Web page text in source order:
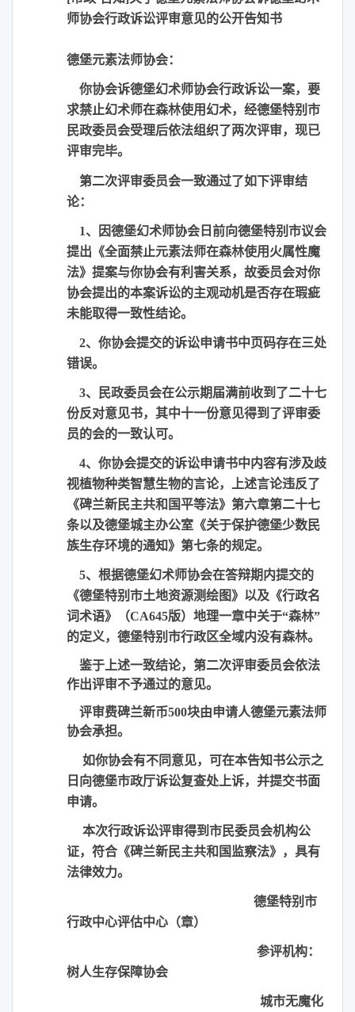
师协会行政诉讼评审意见的公开告知书
德堡元素法师协会：
你协会诉德堡幻术师协会行政诉讼一案，要
求禁止幻术师在森林使用幻术，经德堡特别市
民政委员会受理后依法组织了两次评审，现已
评审完毕。
第二次评审委员会一致通过了如下评审结
论：
1、因德堡幻术师协会日前向德堡特别市议会
提出《全面禁止元素法师在森林使用火属性魔
法》提案与你协会有利害关系，故委员会对你
协会提出的本案诉讼的主观动机是否存在瑕疵
未能取得一致性结论。
2、你协会提交的诉讼申请书中页码存在三处
错误。
3、民政委员会在公示期届满前收到了二十七
份反对意见书，其中十一份意见得到了评审委
员的会的一致认可。
4、你协会提交的诉讼申请书中内容有涉及歧
视植物种类智慧生物的言论，上述言论违反了
《碑兰新民主共和国平等法》第六章第二十七
条以及德堡城主办公室《关于保护德堡少数民
族生存环境的通知》第七条的规定。
5、根据德堡幻术师协会在答辩期内提交的
《德堡特别市土地资源测绘图》以及《行政名
词术语》（CA645版）地理一章中关于“森林”
的定义，德堡特别市行政区全域内没有森林。
鉴于上述一致结论，第二次评审委员会依法
作出评审不予通过的意见。
评审费碑兰新币500块由申请人德堡元素法师
协会承担。
如你协会有不同意见，可在本告知书公示之
日向德堡市政厅诉讼复查处上诉，并提交书面
申请。
本次行政诉讼评审得到市民委员会机构公
证，符合《碑兰新民主共和国监察法》，具有
法律效力。
德堡特别市
行政中心评估中心（章）
参评机构：
树人生存保障协会
城市无魔化